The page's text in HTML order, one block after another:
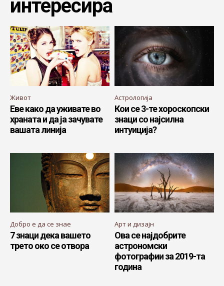
интересира
Живот
Еве како да уживате во
храната и да ја зачувате
вашата линија
Астрологија
Кои се 3-те хороскопски
знаци со најсилна
интуиција?
Добро е да се знае
7 знаци дека вашето
трето око се отвора
Арт и дизајн
Ова се најдобрите
астрономски
фотографии за 2019-та
година